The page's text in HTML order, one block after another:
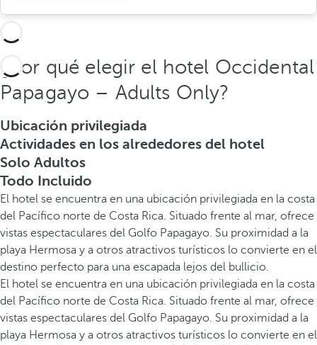
¿Por qué elegir el hotel Occidental
Papagayo – Adults Only?
Ubicación privilegiada
Actividades en los alrededores del hotel
Solo Adultos
Todo Incluido
El hotel se encuentra en una ubicación privilegiada en la costa
del Pacífico norte de Costa Rica. Situado frente al mar, ofrece
vistas espectaculares del Golfo Papagayo. Su proximidad a la
playa Hermosa y a otros atractivos turísticos lo convierte en el
destino perfecto para una escapada lejos del bullicio.
El hotel se encuentra en una ubicación privilegiada en la costa
del Pacífico norte de Costa Rica. Situado frente al mar, ofrece
vistas espectaculares del Golfo Papagayo. Su proximidad a la
playa Hermosa y a otros atractivos turísticos lo convierte en el